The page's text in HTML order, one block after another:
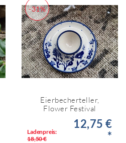
-31%
Eierbecherteller,
Flower Festival
Ladenpreis:
18,50 €
12,75 €
*